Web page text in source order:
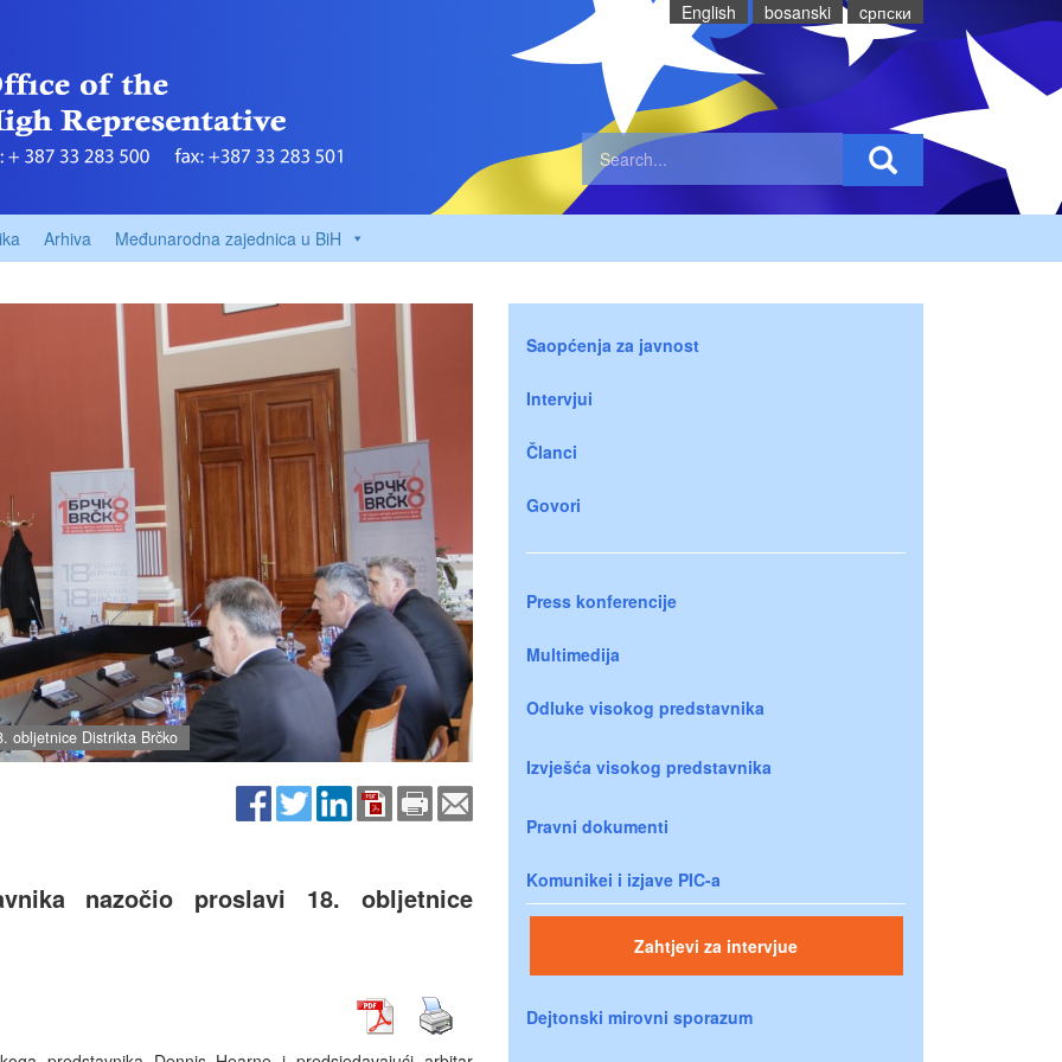
English bosanski cрпски
Arhiva Međunarodna zajednica u BiH
obljetnice Distrikta Brčko
nazočio proslavi 18. obljetnice
Saopćenja za javnost
Intervjui
Članci
Govori
Press konferencije
Multimedija
Odluke visokog predstavnika
Izvješća visokog predstavnika
Pravni dokumenti
Komunikei i izjave PIC-a
Zahtjevi za intervjue
Dejtonski mirovni sporazum